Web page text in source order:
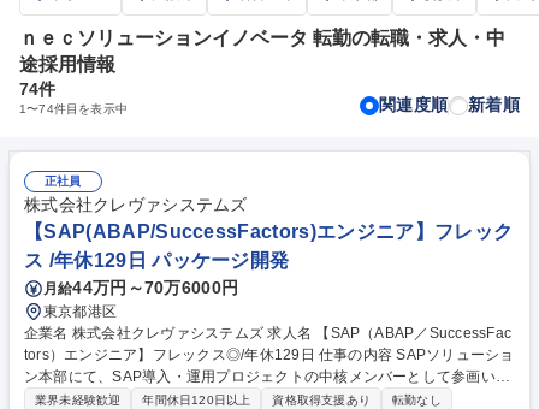
ｎｅｃソリューションイノベータ 転勤の転職・求人・中
途採用情報
74件
1〜74件目を表示中 関連度順 新着順
正社員
株式会社クレヴァシステムズ
【SAP(ABAP/SuccessFactors)エンジニア】フレック
ス /年休129日 パッケージ開発
月給44万円～70万6000円
東京都港区
企業名 株式会社クレヴァシステムズ 求人名 【SAP（ABAP／SuccessFac
tors）エンジニア】フレックス◎/年休129日 仕事の内容 SAPソリューショ
ン本部にて、SAP導入・運用プロジェクトの中核メンバーとして参画いた
だきます。主にSAP HCM（SuccessFactors含む）を中心とした人事領域
業界未経験歓迎 年間休日120日以上 資格取得支援あり
転勤なし